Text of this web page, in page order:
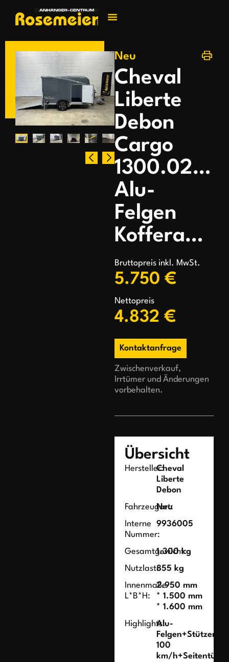
Neu
Cheval
Liberte
Debon
Cargo
Alu-
Felgen
Kofferanhänger
Bruttopreis inkl. MwSt.
5.750 €
Nettopreis
4.832 €
Kontaktanfrage
Zwischenverkauf,
Irrtümer und Änderungen
vorbehalten.
Übersicht
Hersteller:Cheval
Liberte
Debon
Fahrzeugart:
Neu
Interne
Nummer:
9936005
Gesamtgewicht:
1.300 kg
Nutzlast:855 kg
Innenmaße
L*B*H:
2.950 mm
* 1.500 mm
* 1.600 mm
Highlights:Alu-
Felgen+Stützen
100
km/h+Seitentür